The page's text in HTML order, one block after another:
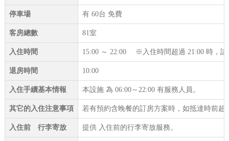
停車場 有 60台 免費
客房總數 81室
入住時間 15:00 ～ 22:00 ※入住時間超過 21:00 時，請
退房時間 10:00
入住手續基本情報 本設施 為 06:00～22:00 有服務人員。
其它的入住注意事項 若有預約含晚餐的訂房方案時，如抵達時前超
入住前 行李寄放 提供 入住前的行李寄放服務。